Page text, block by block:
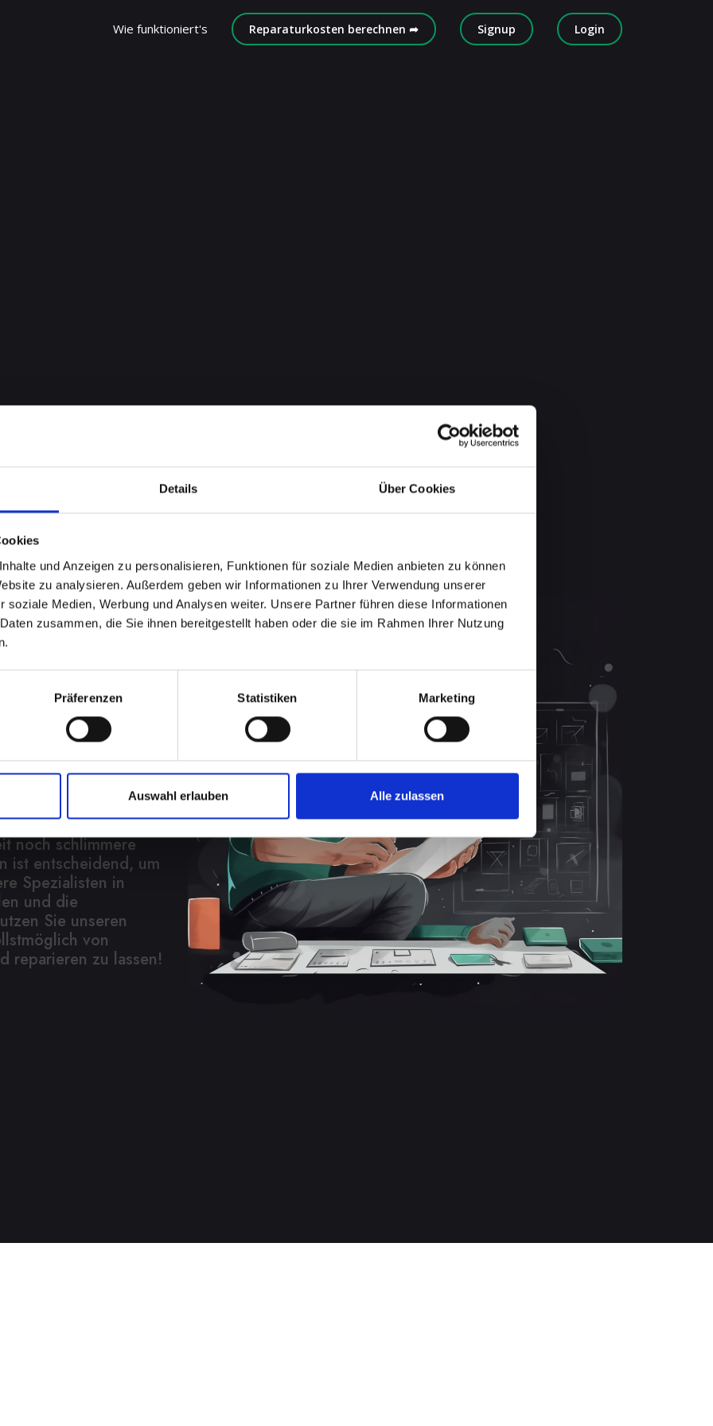
Details Über Cookies
und Anzeigen zu personalisieren, Funktionen für soziale Medien anbieten zu können
zu analysieren. Außerdem geben wir Informationen zu Ihrer Verwendung unserer
soziale Medien, Werbung und Analysen weiter. Unsere Partner führen diese Informationen
zusammen, die Sie ihnen bereitgestellt haben oder die sie im Rahmen Ihrer Nutzung
Präferenzen Statistiken Marketing
Auswahl erlauben Alle zulassen
Wie funktioniert's Reparaturkosten berechnen ➦ Signup Login
am
in
MINI verheerend
die interne
Korrosion und
noch schlimmere
ist entscheidend, um
Spezialisten in
und die
Sie unseren
von
reparieren zu lassen!